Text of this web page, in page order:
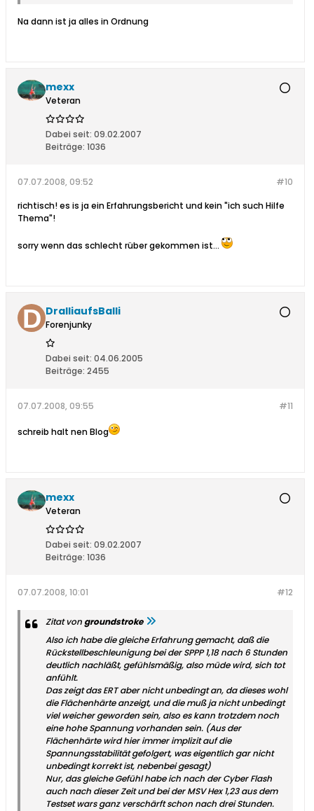
Na dann ist ja alles in Ordnung
mexx
Veteran
Dabei seit: 09.02.2007
Beiträge: 1036
#10
07.07.2008, 09:52
richtisch! es is ja ein Erfahrungsbericht und kein "ich such Hilfe
Thema"!
sorry wenn das schlecht rüber gekommen ist...
DralliaufsBalli
Forenjunky
Dabei seit: 04.06.2005
Beiträge: 2455
#11
07.07.2008, 09:55
schreib halt nen Blog
mexx
Veteran
Dabei seit: 09.02.2007
Beiträge: 1036
#12
07.07.2008, 10:01
Zitat von groundstroke
Also ich habe die gleiche Erfahrung gemacht, daß die
Rückstellbeschleunigung bei der SPPP 1,18 nach 6 Stunden
deutlich nachläßt, gefühlsmäßig, also müde wird, sich tot
anfühlt.
Das zeigt das ERT aber nicht unbedingt an, da dieses wohl
die Flächenhärte anzeigt, und die muß ja nicht unbedingt
viel weicher geworden sein, also es kann trotzdem noch
eine hohe Spannung vorhanden sein. (Aus der
Flächenhärte wird hier immer implizit auf die
Spannungsstabilität gefolgert, was eigentlich gar nicht
unbedingt korrekt ist, nebenbei gesagt)
Nur, das gleiche Gefühl habe ich nach der Cyber Flash
auch nach dieser Zeit und bei der MSV Hex 1,23 aus dem
Testset wars ganz verschärft schon nach drei Stunden.